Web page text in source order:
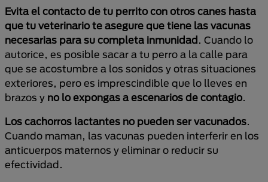
Evita el contacto de tu perrito con otros canes hasta
que tu veterinario te asegure que tiene las vacunas
necesarias para su completa inmunidad. Cuando lo
autorice, es posible sacar a tu perro a la calle para
que se acostumbre a los sonidos y otras situaciones
exteriores, pero es imprescindible que lo lleves en
brazos y no lo expongas a escenarios de contagio.
Los cachorros lactantes no pueden ser vacunados.
Cuando maman, las vacunas pueden interferir en los
anticuerpos maternos y eliminar o reducir su
efectividad.